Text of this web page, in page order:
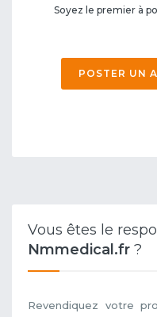
Soyez le premier à
POSTER UN
Vous êtes le
Nmmedical.fr ?
Revendiquez votre